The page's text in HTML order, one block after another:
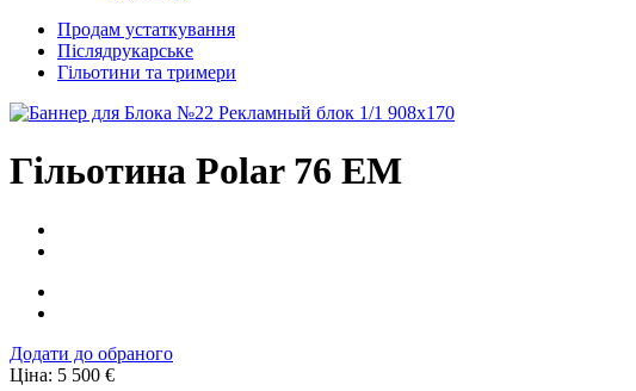
Продам устаткування
Післядрукарське
Гільотини та тримери
Гільотина Polar 76 EM
Додати до обраного
Ціна: 5 500 €